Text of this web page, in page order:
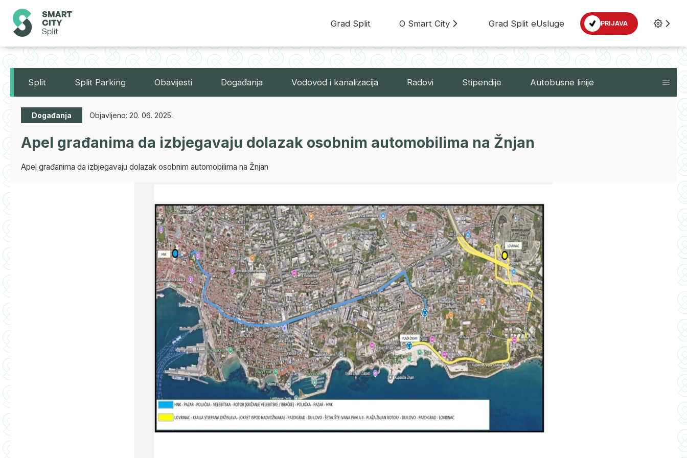
Grad Split O Smart City Grad Split eUsluge PRIJAVA
Split Split Parking Obavijesti Događanja Vodovod i kanalizacija Radovi Stipendije Autobusne linije
Događanja Objavljeno: 20. 06. 2025.
Apel građanima da izbjegavaju dolazak osobnim automobilima na Žnjan
Apel građanima da izbjegavaju dolazak osobnim automobilima na Žnjan